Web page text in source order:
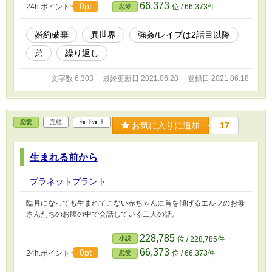
24h.ポイント 0pt 恋愛 66,373 位 / 66,373件
婚約破棄 異世界
強姦/レイプは2話目以降
弟
繰り返し
文字数 6,303 最終更新日 2021.06.20 登録日 2021.06.18
恋愛 完結 ｼｮｰﾄｼｮｰﾄ お気に入りに追加 17
生まれる前から
プラネットプラント
臨月になっても生まれてこない赤ちゃんに首を傾げるエルフのお母
さんたちのお腹の中で会話している二人の話。
24h.ポイント 0pt
小説 228,785 位 / 228,785件
恋愛 66,373 位 / 66,373件